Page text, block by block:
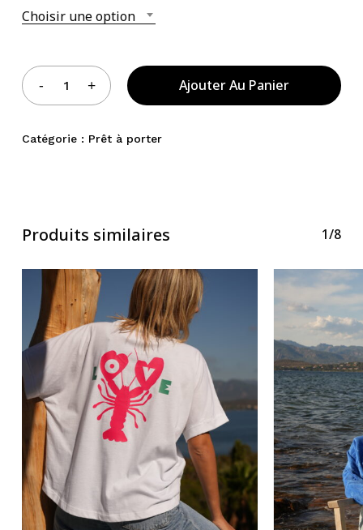
Choisir une option
Ajouter Au Panier
Catégorie : Prêt à porter
Produits similaires 1/8